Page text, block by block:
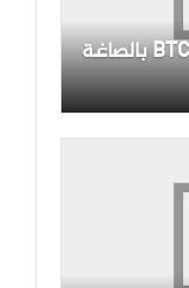
تراجع ملحوظ في أسعار سبائك BTC بالصاغة